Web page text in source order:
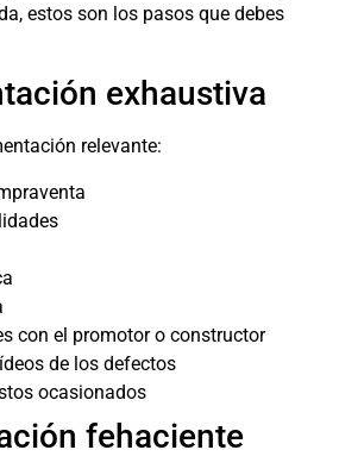
estos son los pasos que debes
exhaustiva
relevante:
con el promotor o constructor
de los defectos
ocasionados
fehaciente